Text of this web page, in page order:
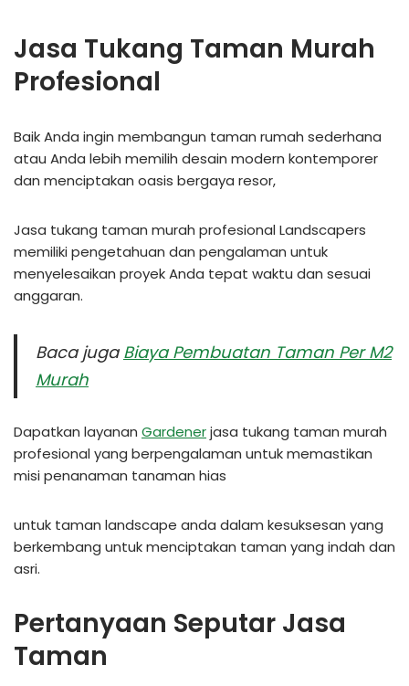
Jasa Tukang Taman Murah
Profesional
Baik Anda ingin membangun taman rumah sederhana
atau Anda lebih memilih desain modern kontemporer
dan menciptakan oasis bergaya resor,
Jasa tukang taman murah profesional Landscapers
memiliki pengetahuan dan pengalaman untuk
menyelesaikan proyek Anda tepat waktu dan sesuai
anggaran.
Baca jugaBiaya Pembuatan Taman Per M2
Murah
Dapatkan layanan Gardenerjasa tukang taman murah
profesional yang berpengalaman untuk memastikan
misi penanaman tanaman hias
untuk taman landscape anda dalam kesuksesan yang
berkembang untuk menciptakan taman yang indah dan
asri.
Pertanyaan Seputar Jasa
Taman